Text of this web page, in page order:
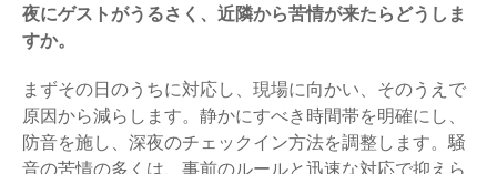
夜にゲストがうるさく、近隣から苦情が来たらどうしま
すか。
まずその日のうちに対応し、現場に向かい、そのうえで
原因から減らします。静かにすべき時間帯を明確にし、
防音を施し、深夜のチェックイン方法を調整します。騒
音の苦情の多くは、事前のルールと迅速な対応で抑えら